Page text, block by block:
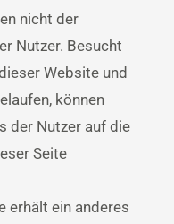
nicht der
Nutzer. Besucht
Website und
können
der Nutzer auf die
Seite
erhält ein anderes